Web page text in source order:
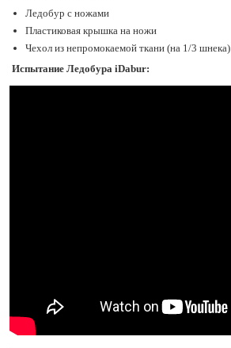
Ледобур с ножами
Пластиковая крышка на ножи
Чехол из непромокаемой ткани (на 1/3 шнека)
Испытание Ледобура iDabur: